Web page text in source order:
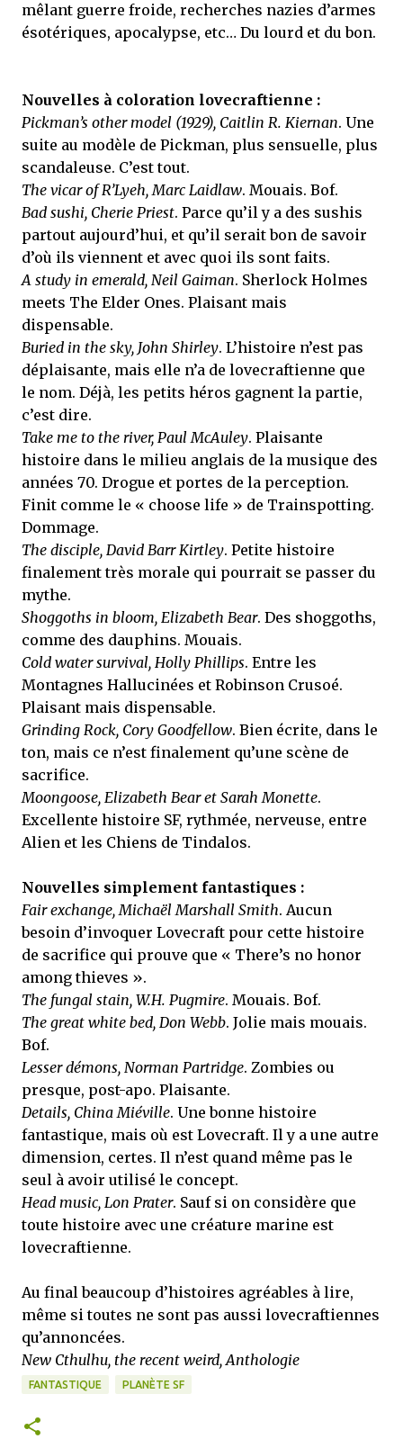
mêlant guerre froide, recherches nazies d’armes
ésotériques, apocalypse, etc… Du lourd et du bon.
Nouvelles à coloration lovecraftienne :
Pickman’s other model (1929), Caitlin R. Kiernan. Une
suite au modèle de Pickman, plus sensuelle, plus
scandaleuse. C’est tout.
The vicar of R’Lyeh, Marc Laidlaw. Mouais. Bof.
Bad sushi, Cherie Priest. Parce qu’il y a des sushis
partout aujourd’hui, et qu’il serait bon de savoir
d’où ils viennent et avec quoi ils sont faits.
A study in emerald, Neil Gaiman. Sherlock Holmes
meets The Elder Ones. Plaisant mais
dispensable.
Buried in the sky, John Shirley. L’histoire n’est pas
déplaisante, mais elle n’a de lovecraftienne que
le nom. Déjà, les petits héros gagnent la partie,
c’est dire.
Take me to the river, Paul McAuley. Plaisante
histoire dans le milieu anglais de la musique des
années 70. Drogue et portes de la perception.
Finit comme le « choose life » de Trainspotting.
Dommage.
The disciple, David Barr Kirtley. Petite histoire
finalement très morale qui pourrait se passer du
mythe.
Shoggoths in bloom, Elizabeth Bear. Des shoggoths,
comme des dauphins. Mouais.
Cold water survival, Holly Phillips. Entre les
Montagnes Hallucinées et Robinson Crusoé.
Plaisant mais dispensable.
Grinding Rock, Cory Goodfellow. Bien écrite, dans le
ton, mais ce n’est finalement qu’une scène de
sacrifice.
Moongoose, Elizabeth Bear et Sarah Monette.
Excellente histoire SF, rythmée, nerveuse, entre
Alien et les Chiens de Tindalos.
Nouvelles simplement fantastiques :
Fair exchange, Michaël Marshall Smith. Aucun
besoin d’invoquer Lovecraft pour cette histoire
de sacrifice qui prouve que « There’s no honor
among thieves ».
The fungal stain, W.H. Pugmire. Mouais. Bof.
The great white bed, Don Webb. Jolie mais mouais.
Bof.
Lesser démons, Norman Partridge. Zombies ou
presque, post-apo. Plaisante.
Details, China Miéville. Une bonne histoire
fantastique, mais où est Lovecraft. Il y a une autre
dimension, certes. Il n’est quand même pas le
seul à avoir utilisé le concept.
Head music, Lon Prater. Sauf si on considère que
toute histoire avec une créature marine est
lovecraftienne.
Au final beaucoup d’histoires agréables à lire,
même si toutes ne sont pas aussi lovecraftiennes
qu’annoncées.
New Cthulhu, the recent weird, Anthologie
FANTASTIQUE PLANÈTE SF